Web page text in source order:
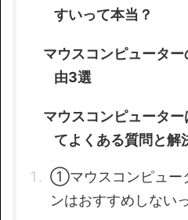
すいって本当？
マウスコンピュータ
由3選
マウスコンピュータ
てよくある質問と解
①マウスコンピュー
ンはおすすめしない